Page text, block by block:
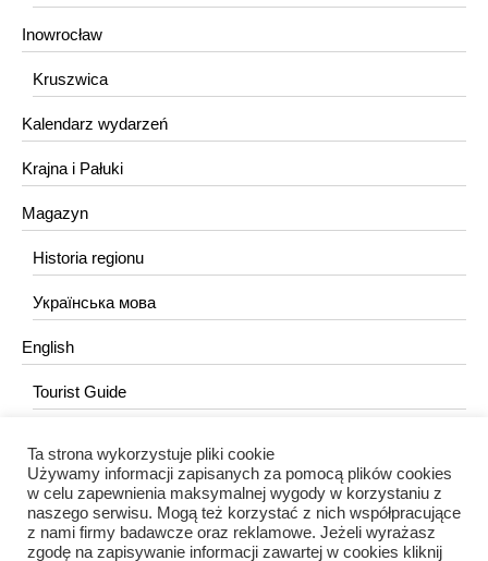
Inowrocław
Kruszwica
Kalendarz wydarzeń
Krajna i Pałuki
Magazyn
Historia regionu
Українська мова
English
Tourist Guide
KONTAKT
redakcja@portalkujawski.pl
Redakcja
Ta strona wykorzystuje pliki cookie
Używamy informacji zapisanych za pomocą plików cookies
w celu zapewnienia maksymalnej wygody w korzystaniu z
naszego serwisu. Mogą też korzystać z nich współpracujące
z nami firmy badawcze oraz reklamowe. Jeżeli wyrażasz
zgodę na zapisywanie informacji zawartej w cookies kliknij